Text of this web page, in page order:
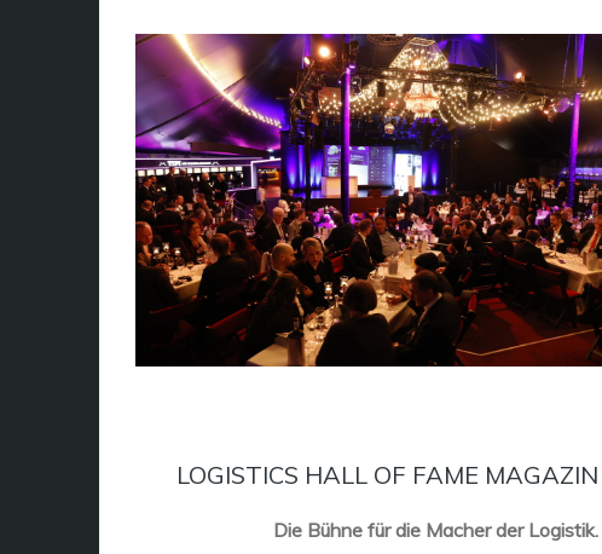
LOGISTICS HALL OF FAME MAGAZIN
Die Bühne für die Macher der Logistik.